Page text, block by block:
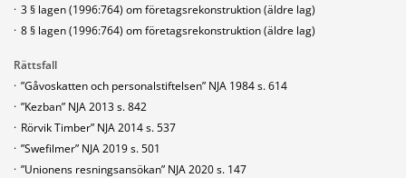
· 3 § lagen (1996:764) om företagsrekonstruktion (äldre lag)
· 8 § lagen (1996:764) om företagsrekonstruktion (äldre lag)
Rättsfall
· ”Gåvoskatten och personalstiftelsen” NJA 1984 s. 614
· ”Kezban” NJA 2013 s. 842
· Rörvik Timber” NJA 2014 s. 537
· ”Swefilmer” NJA 2019 s. 501
· ”Unionens resningsansökan” NJA 2020 s. 147